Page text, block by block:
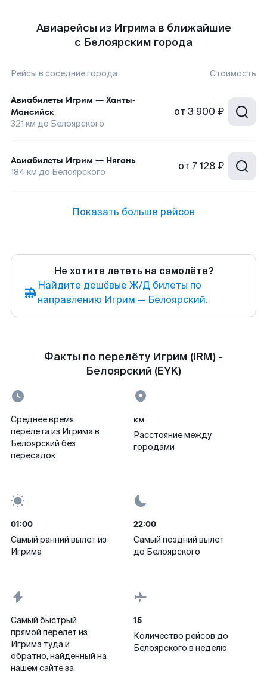
Авиарейсы из Игрима в ближайшие
с Белоярским города
Рейсы в соседние города Стоимость
Авиабилеты Игрим — Ханты-
Мансийск
321 км до Белоярского
от 3 900 ₽
Авиабилеты Игрим — Нягань
184 км до Белоярского от 7 128 ₽
Показать больше рейсов
Не хотите лететь на самолёте?
Найдите дешёвые Ж/Д билеты по
направлению Игрим — Белоярский.
Факты по перелёту Игрим (IRM) -
Белоярский (EYK)
Среднее время
перелета из Игрима в
Белоярский без
пересадок
км
Расстояние между
городами
01:00
Самый ранний вылет из
Игрима
22:00
Самый поздний вылет
до Белоярского
Самый быстрый
прямой перелет из
Игрима туда и
обратно, найденный на
нашем сайте за
15
Количество рейсов до
Белоярского в неделю